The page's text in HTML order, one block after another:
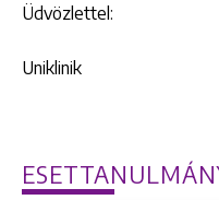
Üdvözlettel:
Uniklinik